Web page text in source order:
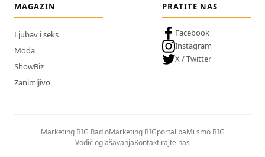
MAGAZIN
Ljubav i seks
Moda
ShowBiz
Zanimljivo
PRATITE NAS
Facebook
Instagram
X / Twitter
Marketing BIG RadioMarketing BIGportal.baMi smo BIG
Vodič oglašavanjaKontaktirajte nas